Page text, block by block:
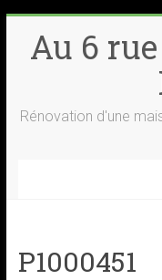
content
Au 6
Rénovation d'une
P1000451